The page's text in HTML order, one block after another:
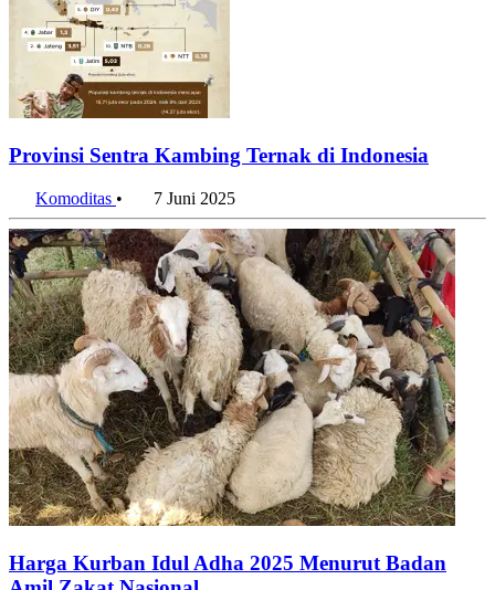
Komoditas• 7 Juni 2025
Harga Kurban Idul Adha 2025 Menurut Badan